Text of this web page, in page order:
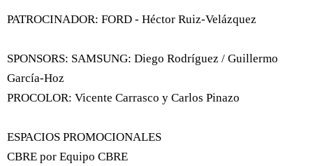
PATROCINADOR: FORD - Héctor Ruiz-Velázquez
SPONSORS: SAMSUNG: Diego Rodríguez / Guillermo
García-Hoz
PROCOLOR: Vicente Carrasco y Carlos Pinazo
ESPACIOS PROMOCIONALES
CBRE por Equipo CBRE